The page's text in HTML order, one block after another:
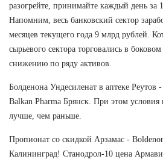
разогрейте, принимайте каждый день за 1
Напомним, весь банковский сектор
месяцев текущего года 9 млрд рублей.
сырьевого сектора торговались в
снижению по ряду активов.
Болденона Ундесиленат в аптеке Реутов
Balkan Pharma Брянск. При этом условия
лучше, чем раньше.
Пропионат со скидкой Арзамас -
Калининград! Станодрол-10 цена